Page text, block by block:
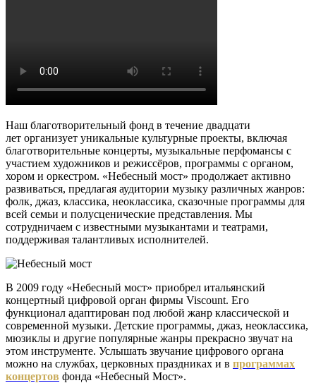
Наш благотворительный фонд в течение двадцати
лет организует уникальные культурные проекты, включая
благотворительные концерты, музыкальные перфомансы с
участием художников и режиссёров, программы с органом,
хором и оркестром. «Небесный мост» продолжает активно
развиваться, предлагая аудитории музыку различных жанров:
фолк, джаз, классика, неоклассика, сказочные программы для
всей семьи и полусценические представления. Мы
сотрудничаем с известными музыкантами и театрами,
поддерживая талантливых исполнителей.
В 2009 году «Небесный мост» приобрел итальянский
концертный цифровой орган фирмы Viscount. Его
функционал адаптирован под любой жанр классической и
современной музыки. Детские программы, джаз, неоклассика,
мюзиклы и другие популярные жанры прекрасно звучат на
этом инструменте. Услышать звучание цифрового органа
можно на службах, церковных праздниках и в программах
концертов фонда «Небесный Мост».